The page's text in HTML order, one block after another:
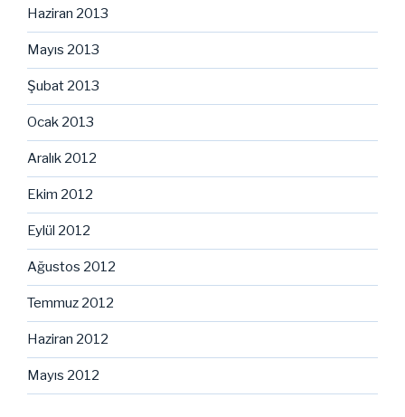
Haziran 2013
Mayıs 2013
Şubat 2013
Ocak 2013
Aralık 2012
Ekim 2012
Eylül 2012
Ağustos 2012
Temmuz 2012
Haziran 2012
Mayıs 2012